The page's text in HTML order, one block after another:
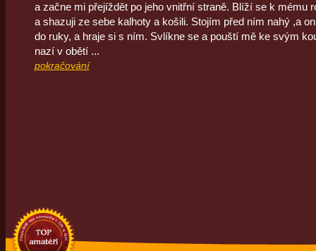
a začne mi přejíždět po jeho vnitřní straně. Blíží se k mému
a shazuji ze sebe kalhoty a košili. Stojím před ním nahý ,a
do ruky, a hraje si s ním. Svlíkne se a pouští mě ke svým
nazí v obětí ...
pokračování